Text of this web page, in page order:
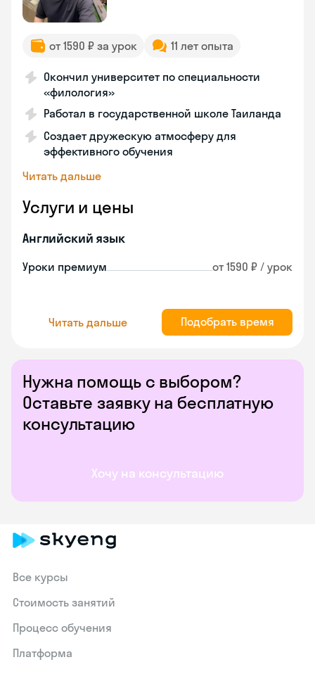
Нужна помощь с выбором?
Оставьте заявку на бесплатную
консультацию
Хочу на консультацию
от 1590 ₽ за урок 11 лет опыта
Окончил университет по специальности
«филология»
Работал в государственной школе Таиланда
Создает дружескую атмосферу для
эффективного обучения
Читать дальше
Услуги и цены
Английский язык
Уроки премиум от 1590 ₽ / урок
Читать дальше Подобрать время
Все курсы
Стоимость занятий
Процесс обучения
Платформа